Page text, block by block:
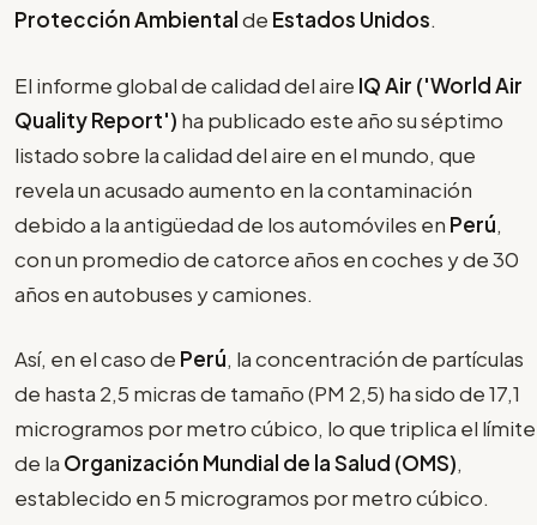
Protección Ambientalde Estados Unidos.
El informe global de calidad del aire IQ Air ('World Air
Quality Report') ha publicado este año su séptimo
listado sobre la calidad del aire en el mundo, que
revela un acusado aumento en la contaminación
debido a la antigüedad de los automóviles en Perú,
con un promedio de catorce años en coches y de 30
años en autobuses y camiones.
Así, en el caso de Perú, la concentración de partículas
de hasta 2,5 micras de tamaño (PM 2,5) ha sido de 17,1
microgramos por metro cúbico, lo que triplica el límite
de la Organización Mundial de la Salud (OMS),
establecido en 5 microgramos por metro cúbico.